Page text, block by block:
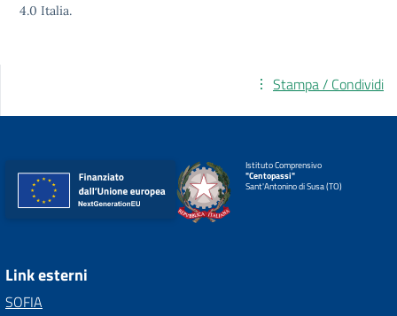
4.0 Italia.
Stampa / Condividi
Istituto Comprensivo
"Centopassi"
Sant'Antonino di Susa (TO)
Link esterni
SOFIA